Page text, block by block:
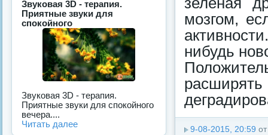
мозгом,
нибудь
9-08-2015, 20:59
Звуковая 3D - терапия.
Приятные звуки для
спокойного
Звуковая 3D - терапия.
Приятные звуки для спокойного
вечера....
Читать далее